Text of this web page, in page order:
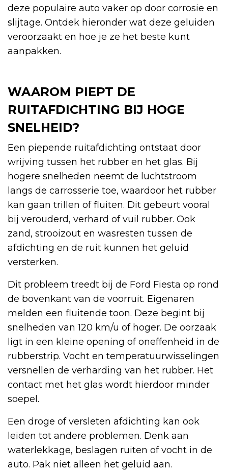
deze populaire auto vaker op door corrosie en
slijtage. Ontdek hieronder wat deze geluiden
veroorzaakt en hoe je ze het beste kunt
aanpakken.
WAAROM PIEPT DE
RUITAFDICHTING BIJ HOGE
SNELHEID?
Een piepende ruitafdichting ontstaat door
wrijving tussen het rubber en het glas. Bij
hogere snelheden neemt de luchtstroom
langs de carrosserie toe, waardoor het rubber
kan gaan trillen of fluiten. Dit gebeurt vooral
bij verouderd, verhard of vuil rubber. Ook
zand, strooizout en wasresten tussen de
afdichting en de ruit kunnen het geluid
versterken.
Dit probleem treedt bij de Ford Fiesta op rond
de bovenkant van de voorruit. Eigenaren
melden een fluitende toon. Deze begint bij
snelheden van 120 km/u of hoger. De oorzaak
ligt in een kleine opening of oneffenheid in de
rubberstrip. Vocht en temperatuurwisselingen
versnellen de verharding van het rubber. Het
contact met het glas wordt hierdoor minder
soepel.
Een droge of versleten afdichting kan ook
leiden tot andere problemen. Denk aan
waterlekkage, beslagen ruiten of vocht in de
auto. Pak niet alleen het geluid aan.